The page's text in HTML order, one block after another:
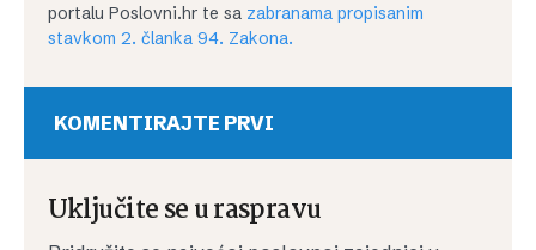
portalu Poslovni.hr te sa zabranama propisanim
stavkom 2. članka 94. Zakona.
KOMENTIRAJTE PRVI
Uključite se u raspravu